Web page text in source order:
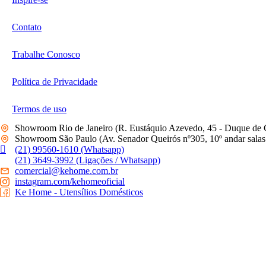
Contato
Trabalhe Conosco
Política de Privacidade
Termos de uso
Showroom Rio de Janeiro (R. Eustáquio Azevedo, 45 - Duque de
Showroom São Paulo (Av. Senador Queirós nº305, 10º andar
(21) 99560-1610 (Whatsapp)
(21) 3649-3992 (Ligações / Whatsapp)
comercial@kehome.com.br
instagram.com/kehomeoficial
Ke Home - Utensílios Domésticos